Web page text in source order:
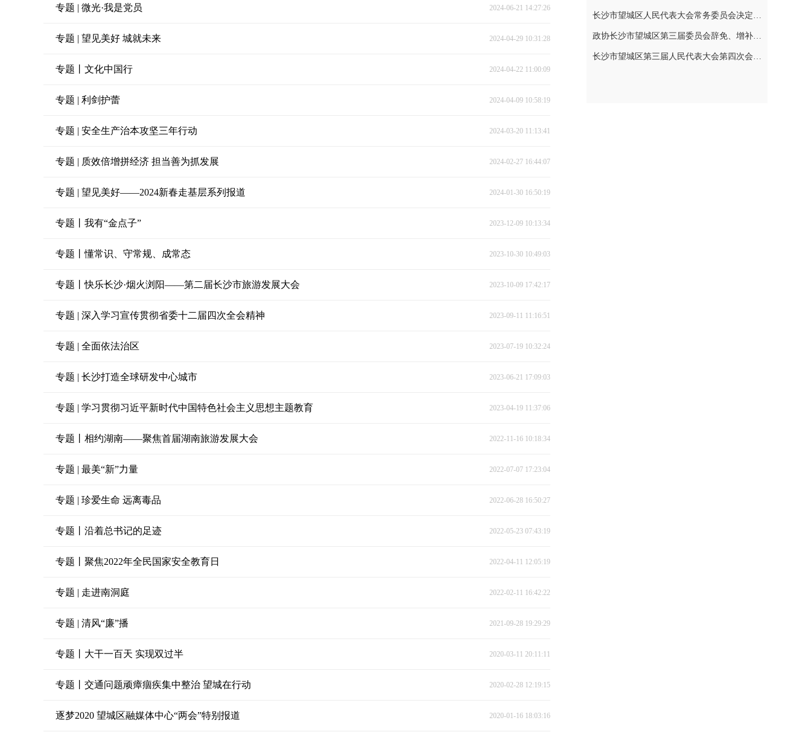
专题 | 微光·我是党员 2024-06-21 14:27:26
专题 | 望见美好 城就未来 2024-04-29 10:31:28
专题丨文化中国行 2024-04-22 11:00:09
专题 | 利剑护蕾 2024-04-09 10:58:19
专题 | 安全生产治本攻坚三年行动 2024-03-20 11:13:41
专题 | 质效倍增拼经济 担当善为抓发展 2024-02-27 16:44:07
专题 | 望见美好——2024新春走基层系列报道 2024-01-30 16:50:19
专题丨我有“金点子” 2023-12-09 10:13:34
专题丨懂常识、守常规、成常态 2023-10-30 10:49:03
专题丨快乐长沙·烟火浏阳——第二届长沙市旅游发展大会 2023-10-09 17:42:17
专题 | 深入学习宣传贯彻省委十二届四次全会精神 2023-09-11 11:16:51
专题 | 全面依法治区 2023-07-19 10:32:24
专题 | 长沙打造全球研发中心城市 2023-06-21 17:09:03
专题 | 学习贯彻习近平新时代中国特色社会主义思想主题教育 2023-04-19 11:37:06
专题丨相约湖南——聚焦首届湖南旅游发展大会 2022-11-16 10:18:34
专题 | 最美“新”力量 2022-07-07 17:23:04
专题 | 珍爱生命 远离毒品 2022-06-28 16:50:27
专题丨沿着总书记的足迹 2022-05-23 07:43:19
专题丨聚焦2022年全民国家安全教育日 2022-04-11 12:05:19
专题 | 走进南洞庭 2022-02-11 16:42:22
专题 | 清风“廉”播 2021-09-28 19:29:29
专题丨大干一百天 实现双过半 2020-03-11 20:11:11
专题丨交通问题顽瘴痼疾集中整治 望城在行动 2020-02-28 12:19:15
逐梦2020 望城区融媒体中心“两会”特别报道 2020-01-16 18:03:16
长沙市望城区人民代表大会常务委员会决定任免名单
政协长沙市望城区第三届委员会辞免、增补政协委员的公告
长沙市望城区第三届人民代表大会第四次会议公告